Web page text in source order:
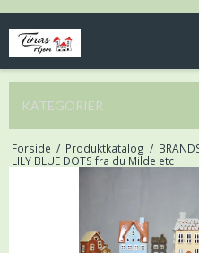
KATEGORIER
Forside / Produktkatalog /
LILY BLUE DOTS fra du Milde etc